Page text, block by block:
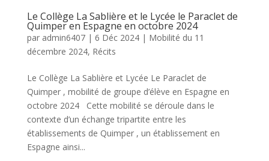
Le Collège La Sablière et le Lycée le Paraclet de
Quimper en Espagne en octobre 2024
par admin6407| 6 Déc 2024| Mobilité du 11
décembre 2024, Récits
Le Collège La Sablière et Lycée Le Paraclet de
Quimper , mobilité de groupe d’élève en Espagne en
octobre 2024 Cette mobilité se déroule dans le
contexte d’un échange tripartite entre les
établissements de Quimper , un établissement en
Espagne ainsi...